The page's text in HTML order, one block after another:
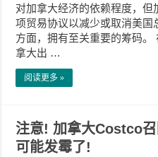
对加拿大经济的依赖程度，
项贸易协议以减少或取消美国
方面，拥有至关重要的筹码
拿大出 …
阅读更多 »
注意! 加拿大Costco
可能发霉了!